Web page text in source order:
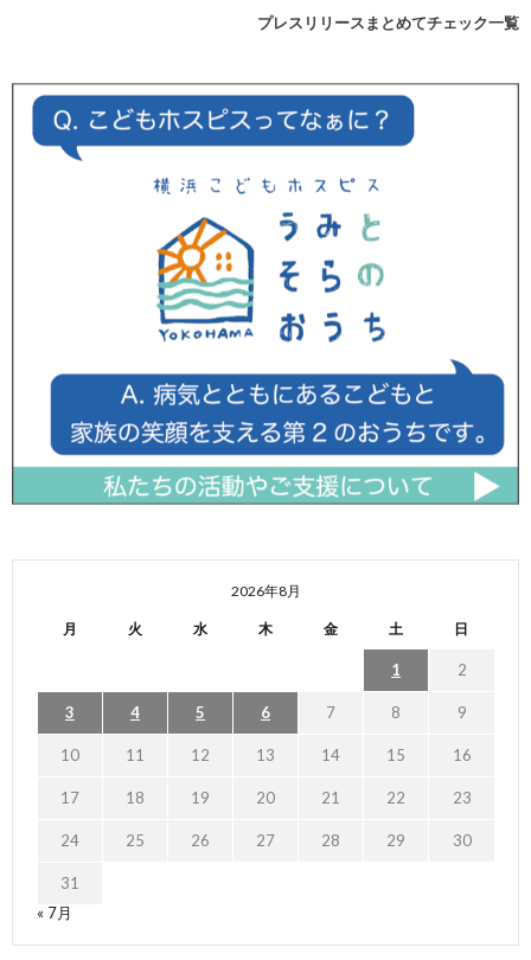
プレスリリースまとめてチェック一覧
2026年8月
月 火 水 木 金 土 日
1 2
3 4 5 6 7 8 9
10 11 12 13 14 15 16
17 18 19 20 21 22 23
24 25 26 27 28 29 30
31
« 7月